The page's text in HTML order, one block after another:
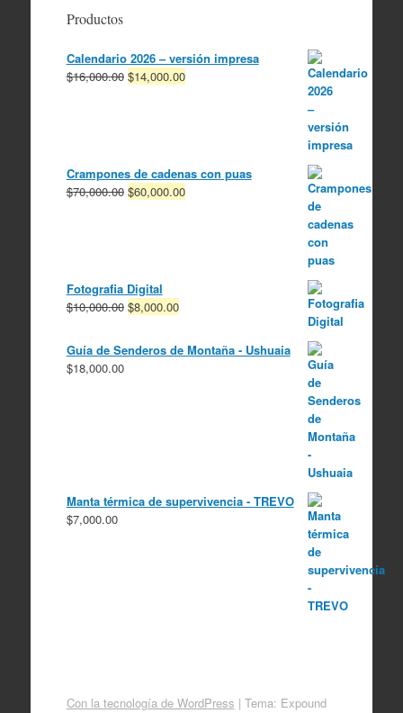
Productos
Calendario 2026 – versión impresa
$16,000.00 El
$14,000.00El
Crampones de cadenas con puas
$70,000.00 El
$60,000.00El
Fotografia Digital
$10,000.00 El
original
era:
$8,000.00El
actual
es:
Guía de Senderos de Montaña - Ushuaia
$18,000.00
Manta térmica de supervivencia - TREVO
$7,000.00
Con la tecnología de WordPress | Tema: Expound